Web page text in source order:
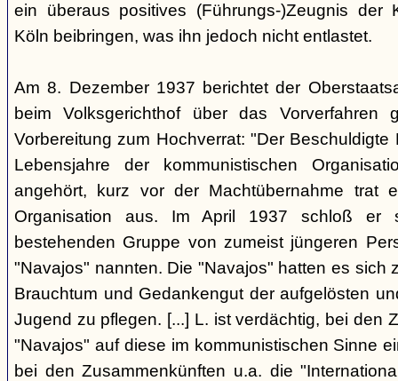
ein überaus positives (Führungs-)Zeugnis der
Köln beibringen, was ihn jedoch nicht entlastet.
Am 8. Dezember 1937 berichtet der
beim Volksgerichthof über das Vorverfahren
Vorbereitung zum Hochverrat: "Der
Lebensjahre der kommunistischen
angehört, kurz vor der Machtübernahme trat
Organisation aus. Im April 1937 schloß
bestehenden Gruppe von zumeist jüngeren
"Navajos" nannten. Die "Navajos" hatten es sich
Brauchtum und Gedankengut der aufgelösten
Jugend zu pflegen. [...] L. ist verdächtig, bei den
"Navajos" auf diese im kommunistischen Sinne
bei den Zusammenkünften u.a. die